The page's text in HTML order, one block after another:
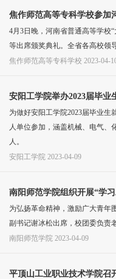
焦作师范高等专科学校参加
4月3日晚，河南省普通高等学校
等出席颁奖典礼。全省各高校领
焦作师范高等专科学校 2023-04-
安阳工学院举办2023届毕业
为做好安阳工学院2023届毕业生
人单位参加，涵盖机械、电气、
人。
安阳工学院 2023-04-09
南阳师范学院组织开展“学
为弘扬革命精神，激励广大青年
副书记谢冰松出席，校团委负责
南阳师范学院 2023-04-09
平顶山工业职业技术学院召